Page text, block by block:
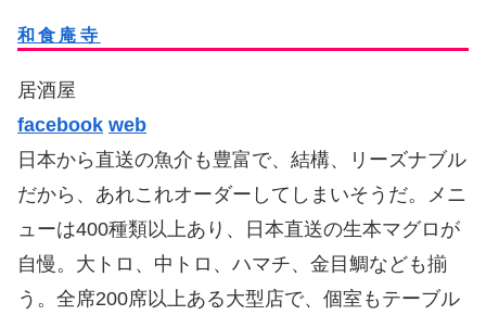
和食庵寺
居酒屋
facebook web
日本から直送の魚介も豊富で、結構、リーズナブル
だから、あれこれオーダーしてしまいそうだ。メニ
ューは400種類以上あり、日本直送の生本マグロが
自慢。大トロ、中トロ、ハマチ、金目鯛なども揃
う。全席200席以上ある大型店で、個室もテーブル